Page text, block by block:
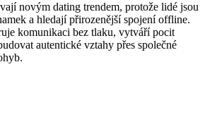
novým dating trendem, protože lidé jsou
a hledají přirozenější spojení offline.
komunikaci bez tlaku, vytváří pocit
autentické vztahy přes společné